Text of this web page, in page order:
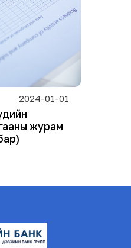
2024-01-01
журам